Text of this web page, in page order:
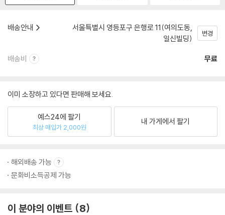
배송안내
서울특별시 영등포구 은행로 11(여의도동,
일신빌딩)
변경
배송비 무료
이미 소장하고 있다면 판매해 보세요.
예스24에 팔기
최상 매입가 2,000원
내 가게에서 팔기
해외배송 가능
문화비소득공제 가능
이 분야의 이벤트 8